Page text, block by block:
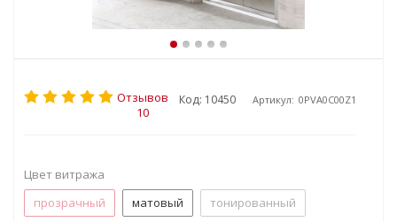
Отзывов
10
Код: 10450 Артикул: 0PVA0C00Z1
Цвет витража
прозрачный
матовый тонированный